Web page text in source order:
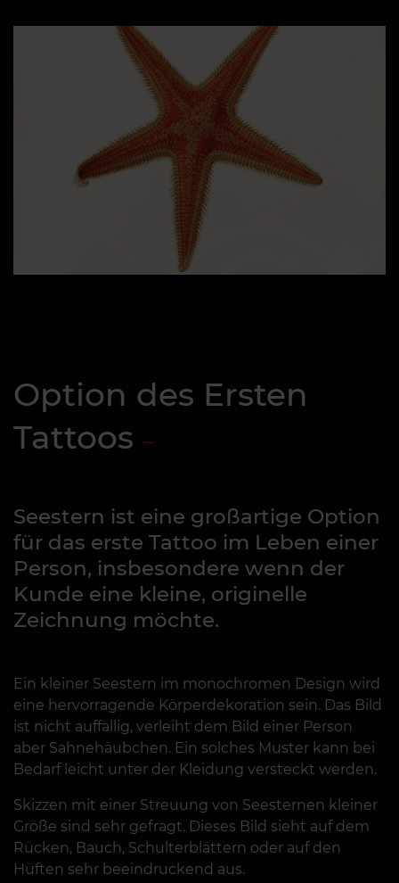
Option des Ersten
Tattoos
Seestern ist eine großartige Option
für das erste Tattoo im Leben einer
Person, insbesondere wenn der
Kunde eine kleine, originelle
Zeichnung möchte.
Ein kleiner Seestern im monochromen Design wird
eine hervorragende Körperdekoration sein. Das Bild
ist nicht auffällig, verleiht dem Bild einer Person
aber Sahnehäubchen. Ein solches Muster kann bei
Bedarf leicht unter der Kleidung versteckt werden.
Skizzen mit einer Streuung von Seesternen kleiner
Größe sind sehr gefragt. Dieses Bild sieht auf dem
Rücken, Bauch, Schulterblättern oder auf den
Hüften sehr beeindruckend aus.